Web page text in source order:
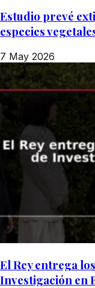
Estudio prevé
especies
7 May 2026
El Rey entrega
Investigación en